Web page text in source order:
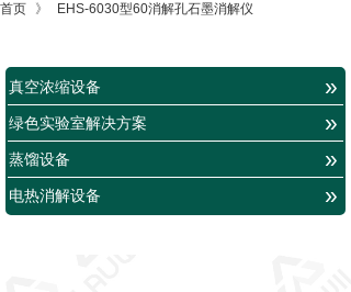
首页 》 EHS-6030型60消解孔石墨消解仪
真空浓缩设备 »
绿色实验室解决方案 »
蒸馏设备 »
电热消解设备 »